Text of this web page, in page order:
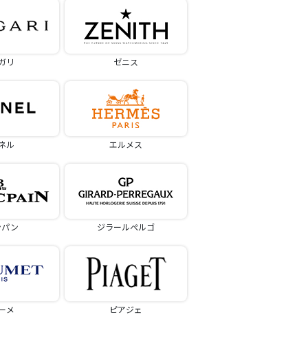
リ ゼニス
ル エルメス
ン ジラールぺルゴ
メ ピアジェ